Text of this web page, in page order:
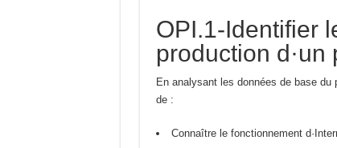
OPI.1-Identifier
production d·un
En analysant les données de base
de :
Connaître le fonctionnement